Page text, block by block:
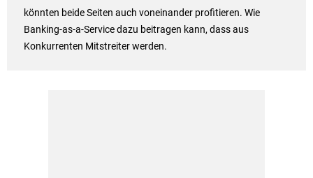
könnten beide Seiten auch voneinander profitieren. Wie
Banking-as-a-Service dazu beitragen kann, dass aus
Konkurrenten Mitstreiter werden.